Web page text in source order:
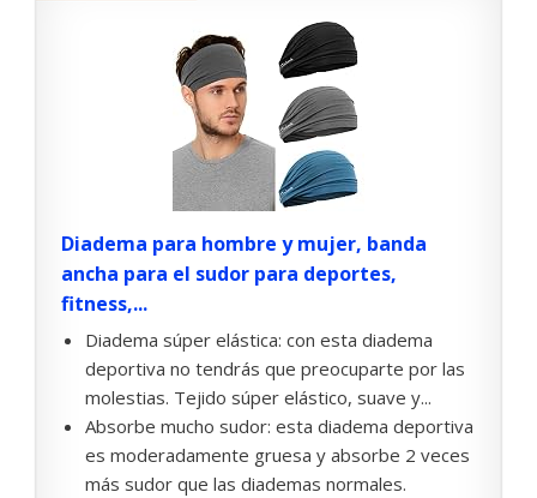
Diadema para hombre y mujer, banda
ancha para el sudor para deportes,
fitness,...
Diadema súper elástica: con esta diadema
deportiva no tendrás que preocuparte por las
molestias. Tejido súper elástico, suave y...
Absorbe mucho sudor: esta diadema deportiva
es moderadamente gruesa y absorbe 2 veces
más sudor que las diademas normales.